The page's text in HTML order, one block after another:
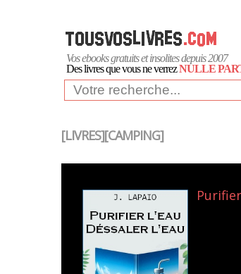
Vos ebooks gratuits et insolites depuis 2007
Des livres que vous ne verrezNULLE
[LIVRES][CAMPING]